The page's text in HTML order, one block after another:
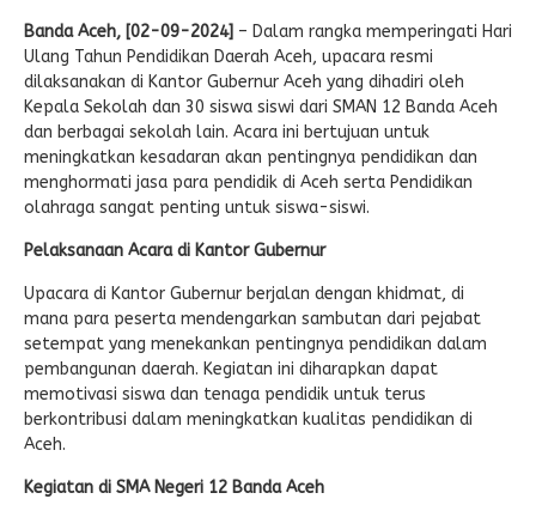
Banda Aceh, [02-09-2024] – Dalam rangka memperingati Hari
Ulang Tahun Pendidikan Daerah Aceh, upacara resmi
dilaksanakan di Kantor Gubernur Aceh yang dihadiri oleh
Kepala Sekolah dan 30 siswa siswi dari SMAN 12 Banda Aceh
dan berbagai sekolah lain. Acara ini bertujuan untuk
meningkatkan kesadaran akan pentingnya pendidikan dan
menghormati jasa para pendidik di Aceh serta Pendidikan
olahraga sangat penting untuk siswa-siswi.
Pelaksanaan Acara di Kantor Gubernur
Upacara di Kantor Gubernur berjalan dengan khidmat, di
mana para peserta mendengarkan sambutan dari pejabat
setempat yang menekankan pentingnya pendidikan dalam
pembangunan daerah. Kegiatan ini diharapkan dapat
memotivasi siswa dan tenaga pendidik untuk terus
berkontribusi dalam meningkatkan kualitas pendidikan di
Aceh.
Kegiatan di SMA Negeri 12 Banda Aceh